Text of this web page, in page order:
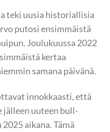
teki uusia historiallisia
putosi ensimmäistä
Joulukuussa 2022
kertaa
samana päivänä.
innokkaasti, että
jälleen uuteen bull-
aikana. Tämä